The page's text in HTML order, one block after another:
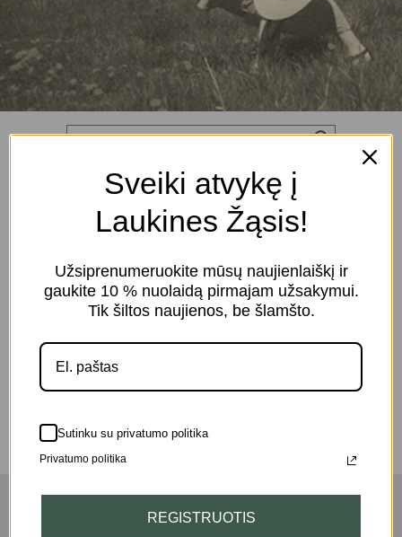
Parduotuvė>CHECKED
CHECKED
Kategorijos Filtravimas
Sveiki atvykę į
Laukines Žąsis!
Užsiprenumeruokite mūsų naujienlaiškį ir
gaukite 10 % nuolaidą pirmajam užsakymui.
Tik šiltos naujienos, be šlamšto.
Sutinku su privatumo politika
Privatumo politika
REGISTRUOTIS